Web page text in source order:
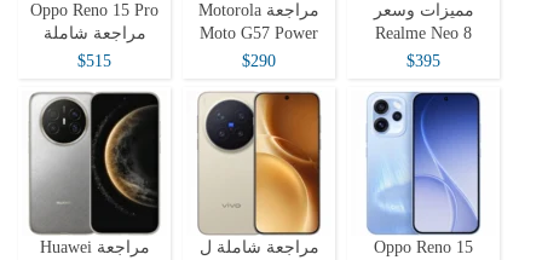
مميزات وسعر
Realme Neo 8
$395
مراجعة Motorola
Moto G57 Power
$290
Oppo Reno 15 Pro
مراجعة شاملة
$515
Oppo Reno 15
مراجعة شاملة ل
مراجعة Huawei